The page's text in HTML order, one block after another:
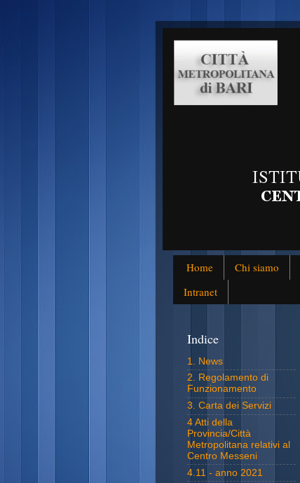
Home Chi siamo
Intranet
Indice
1. News
2. Regolamento di
Funzionamento
3. Carta dei Servizi
4 Atti della
Provincia/Città
Metropolitana relativi al
Centro Messeni
4.11 - anno 2021